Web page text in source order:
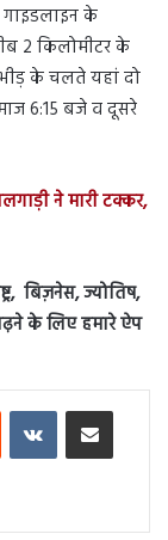
के
2 किलोमीटर के
के चलते यहां दो
6:15 बजे व दूसरे
ने मारी टक्कर,
बिज़नेस, ज्योतिष,
के लिए हमारे ऐप
Reddit VKontakteShare via Email